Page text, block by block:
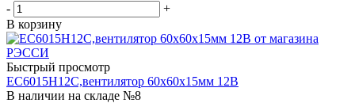
-
+
В корзину
Быстрый просмотр
EC6015H12C,вентилятор 60х60х15мм 12В
В наличии на складе №8